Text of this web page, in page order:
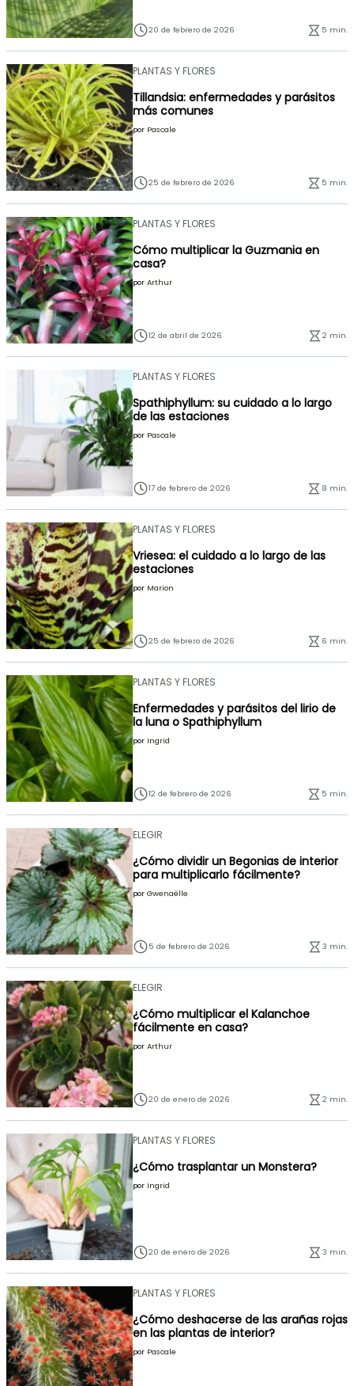
20 de febrero de 2026 5 min.
PLANTAS Y FLORES
Tillandsia: enfermedades y parásitos
más comunes
por Pascale
25 de febrero de 2026 5 min.
PLANTAS Y FLORES
Cómo multiplicar la Guzmania en
casa?
por Arthur
12 de abril de 2026 2 min.
PLANTAS Y FLORES
Spathiphyllum: su cuidado a lo largo
de las estaciones
por Pascale
17 de febrero de 2026 8 min.
PLANTAS Y FLORES
Vriesea: el cuidado a lo largo de las
estaciones
por Marion
25 de febrero de 2026 6 min.
PLANTAS Y FLORES
Enfermedades y parásitos del lirio de
la luna o Spathiphyllum
por Ingrid
12 de febrero de 2026 5 min.
ELEGIR
¿Cómo dividir un Begonias de interior
para multiplicarlo fácilmente?
por Gwenaëlle
5 de febrero de 2026 3 min.
ELEGIR
¿Cómo multiplicar el Kalanchoe
fácilmente en casa?
por Arthur
20 de enero de 2026 2 min.
PLANTAS Y FLORES
¿Cómo trasplantar un Monstera?
por Ingrid
20 de enero de 2026 3 min.
PLANTAS Y FLORES
¿Cómo deshacerse de las arañas rojas
en las plantas de interior?
por Pascale